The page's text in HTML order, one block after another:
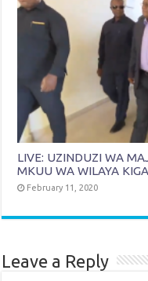
LIVE: UZINDUZI WA
MKUU WA WILAYA
February 11, 2020
Leave a Reply